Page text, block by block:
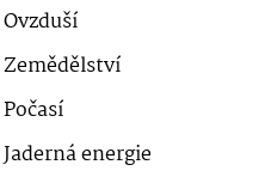
Ovzduší
Zemědělství
Počasí
Jaderná energie